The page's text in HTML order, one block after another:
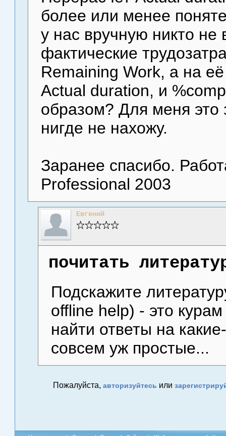
более или менее
у нас вручную никто не
фактические
Remaining Work, а на
Actual duration, и
образом? Для меня это
нигде не нахожу.
Заранее спасибо.
Professional 2003
Евгений
почитать
Подскажите
offline help) - это
найти ответы на
совсем уж простые...
Пожалуйста, авторизуйтесь или